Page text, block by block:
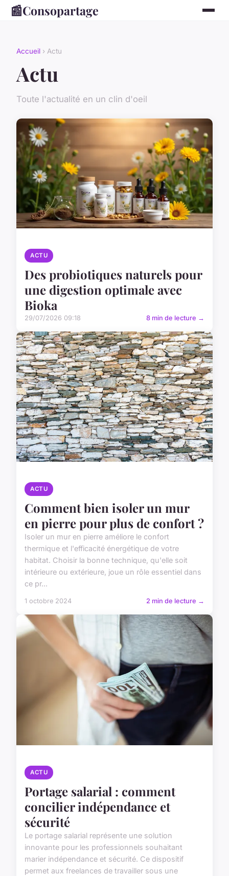
📰Consopartage
Accueil › Actu
Actu
Toute l'actualité en un clin d'oeil
ACTU
Des probiotiques naturels pour
une digestion optimale avec
Bioka
29/07/2026 09:18 8 min de lecture →
ACTU
Comment bien isoler un mur
en pierre pour plus de confort ?
Isoler un mur en pierre améliore le confort
thermique et l'efficacité énergétique de votre
habitat. Choisir la bonne technique, qu'elle soit
intérieure ou extérieure, joue un rôle essentiel dans
ce pr...
1 octobre 2024 2 min de lecture →
ACTU
Portage salarial : comment
concilier indépendance et
sécurité
Le portage salarial représente une solution
innovante pour les professionnels souhaitant
marier indépendance et sécurité. Ce dispositif
permet aux freelances de travailler sous une